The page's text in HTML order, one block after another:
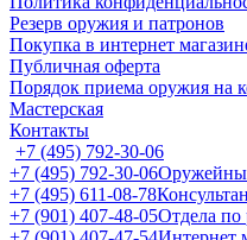
Резерв оружия и патронов
Покупка в интернет
Публичная оферта
Порядок приема оружия на
Мастерская
Контакты
+7 (495) 792-30-06
+7 (495) 792-30-06
+7 (495) 611-08-78
+7 (901) 407-48-05Отдела по